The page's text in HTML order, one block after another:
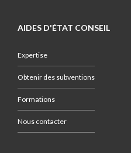
AIDES D'ÉTAT CONSEIL
Expertise
Obtenir des subventions
Formations
Nous contacter